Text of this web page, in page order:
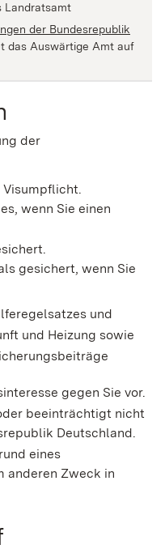
Landratsamt
der Bundesrepublik
einem neuen Fenster geöffnet)
das Auswärtige Amt auf
der
wenn Sie einen
gesichert, wenn Sie
und
und Heizung sowie
gegen Sie vor.
beeinträchtigt nicht
Deutschland.
eines
anderen Zweck in